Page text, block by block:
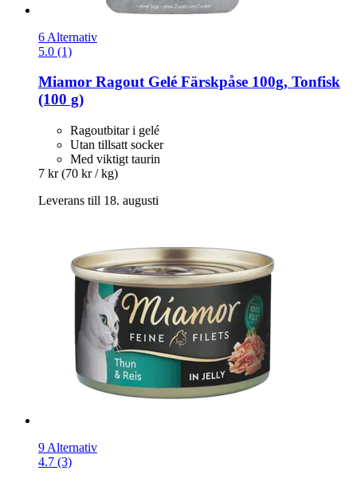
6 Alternativ
5.0 (1)
Miamor Ragout Gelé Färskpåse 100g, Tonfisk
(100 g)
Ragoutbitar i gelé
Utan tillsatt socker
Med viktigt taurin
7 kr (70 kr / kg)
Leverans till 18. augusti
9 Alternativ
4.7 (3)